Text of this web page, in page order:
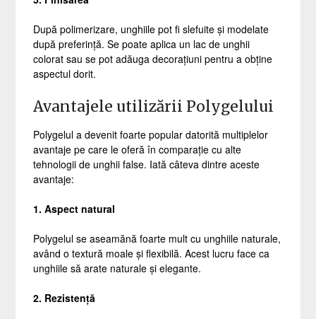
După polimerizare, unghiile pot fi slefuite și modelate
după preferință. Se poate aplica un lac de unghii
colorat sau se pot adăuga decorațiuni pentru a obține
aspectul dorit.
Avantajele utilizării Polygelului
Polygelul a devenit foarte popular datorită multiplelor
avantaje pe care le oferă în comparație cu alte
tehnologii de unghii false. Iată câteva dintre aceste
avantaje:
1. Aspect natural
Polygelul se aseamănă foarte mult cu unghiile naturale,
având o textură moale și flexibilă. Acest lucru face ca
unghiile să arate naturale și elegante.
2. Rezistență